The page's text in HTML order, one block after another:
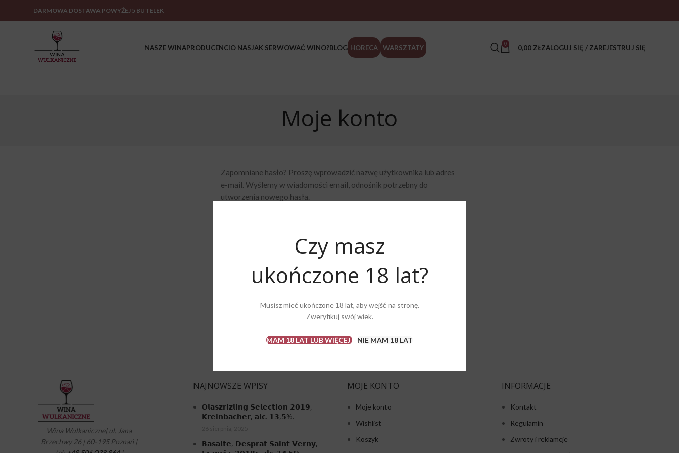
Czy masz
ukończone 18 lat?
Musisz mieć ukończone 18 lat, aby wejść na stronę.
Zweryfikuj swój wiek.
MAM 18 LAT LUB WIĘCEJ NIE MAM 18 LAT
DARMOWA DOSTAWA POWYŻEJ 5 BUTELEK
NASZE WINAPRODUCENCIO NASJAK SERWOWAĆ WINO?BLOG HORECA WARSZTATY 0 0,00 ZŁZALOGUJ SIĘ / ZAREJESTRUJ SIĘ
Moje konto
Zapomniane hasło? Proszę wprowadzić nazwę użytkownika lub adres
e-mail. Wyślemy w wiadomości email, odnośnik potrzebny do
utworzenia nowego hasła.
ZRESETUJ HASŁO
Wina Wulkaniczne| ul. Jana
Brzechwy 26 | 60-195 Poznań |
NAJNOWSZE WPISY
𝗢𝗹𝗮𝘀𝘇𝗿𝗶𝘇𝗹𝗶𝗻𝗴 𝗦𝗲𝗹𝗲𝗰𝘁𝗶𝗼𝗻 𝟮𝟬𝟭𝟵,
𝗞𝗿𝗲𝗶𝗻𝗯𝗮𝗰𝗵𝗲𝗿, 𝗮𝗹𝗰. 𝟭𝟯,𝟱%.
𝗕𝗮𝘀𝗮𝗹𝘁𝗲, 𝗗𝗲𝘀𝗽𝗿𝗮𝘁 𝗦𝗮𝗶𝗻𝘁 𝗩𝗲𝗿𝗻𝘆,
MOJE KONTO
Moje konto
Wishlist
Koszyk
INFORMACJE
Kontakt
Regulamin
Zwroty i reklamcje